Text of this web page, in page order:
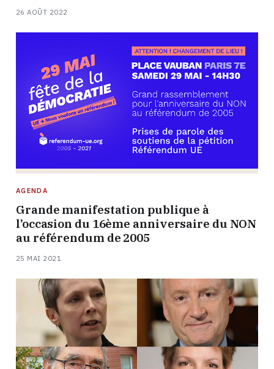
26 AOÛT 2022
AGENDA
Grande manifestation publique à
l’occasion du 16ème anniversaire du NON
au référendum de 2005
25 MAI 2021